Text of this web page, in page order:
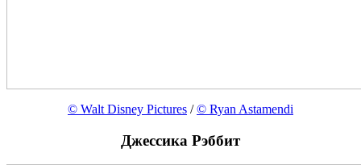
© Walt Disney Pictures /© Ryan Astamendi
Джессика Рэббит